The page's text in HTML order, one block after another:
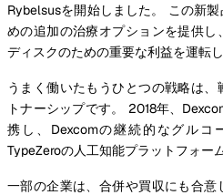
Rybelsusを開始しました。 この新
めの追加の治療オプションを提供
ディスクのための重要な利益を運転し
うまく働いたもうひとつの戦略は
トナーシップです。 2018年、
携し、Dexcomの継続的なグルコ
TypeZeroの人工知能プラットフォー
一部の企業は、合併や買収にも合意